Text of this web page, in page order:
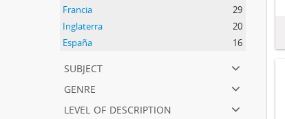
Francia
29
Inglaterra
20
España
16
subject
genre
level of description